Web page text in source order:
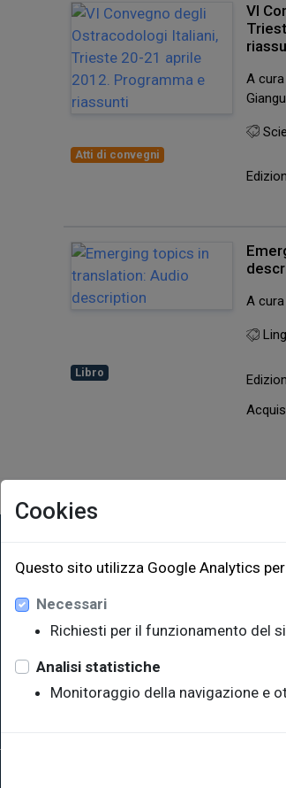
Atti di convegni
VI
A cura
Libro
A
Cookies
Questo sito utilizza Google Analytics
Necessari
Richiesti per il funzionamento del
Analisi statistiche
Monitoraggio della navigazione e